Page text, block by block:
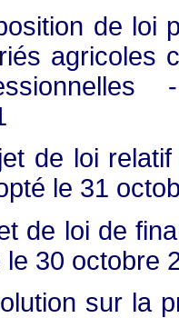
de loi
agricoles
de loi relatif
le 31
de loi de
30 octobre
sur la